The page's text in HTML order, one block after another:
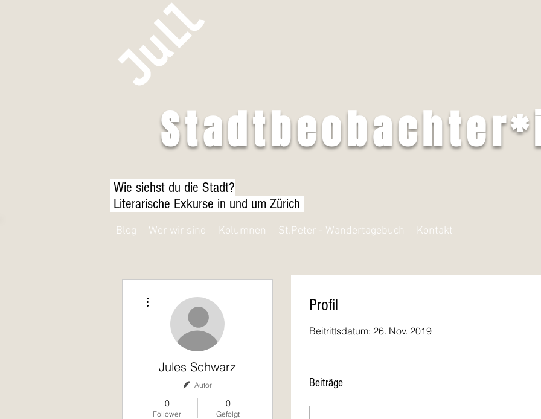
Wie siehst du die Stadt?
Literarische Exkurse in und um Zürich
Blog Wer wir sind Kolumnen St.Peter - Wandertagebuch Kontakt
Profil
Beitrittsdatum: 26. Nov. 2019
Beiträge
Jules Schwarz
Autor
0
Follower
0
Gefolgt